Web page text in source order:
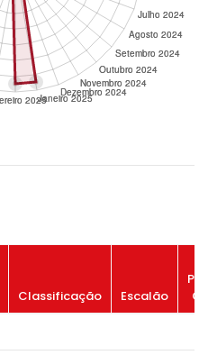
Classificação Escalão